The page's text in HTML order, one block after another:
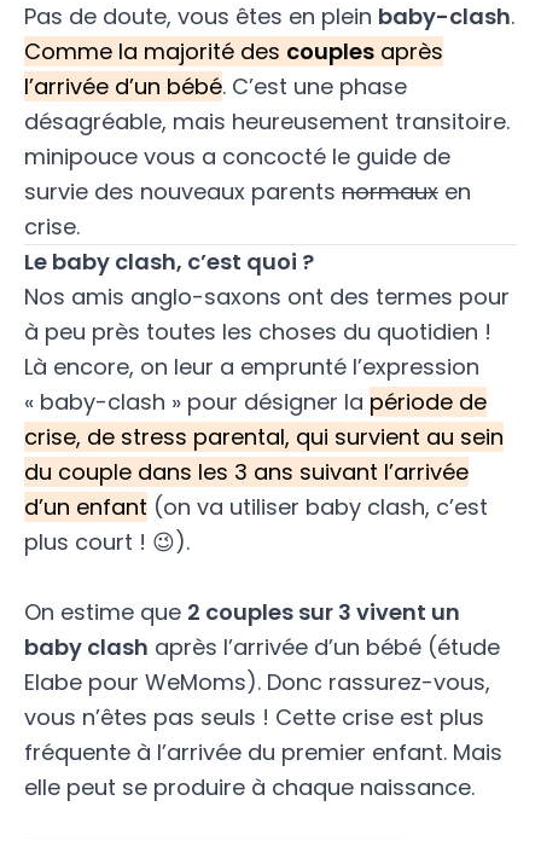
Pas de doute, vous êtes en plein baby-clash.
Comme la majorité des couples après
l’arrivée d’un bébé. C’est une phase
désagréable, mais heureusement transitoire.
minipouce vous a concocté le guide de
survie des nouveaux parents normaux en
crise.
Le baby clash, c’est quoi ?
Nos amis anglo-saxons ont des termes pour
à peu près toutes les choses du quotidien !
Là encore, on leur a emprunté l’expression
« baby-clash » pour désigner la période de
crise, de stress parental, qui survient au sein
du couple dans les 3 ans suivant l’arrivée
d’un enfant (on va utiliser baby clash, c’est
plus court ! 😉).
On estime que 2 couples sur 3 vivent un
baby clash après l’arrivée d’un bébé (étude
Elabe pour WeMoms). Donc rassurez-vous,
vous n’êtes pas seuls ! Cette crise est plus
fréquente à l’arrivée du premier enfant. Mais
elle peut se produire à chaque naissance.